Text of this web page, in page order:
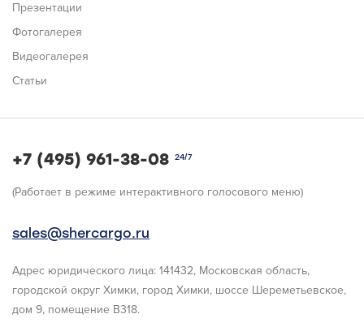
Презентации
Фотогалерея
Видеогалерея
Статьи
+7 (495) 961-38-08 24/7
(Работает в режиме интерактивного голосового меню)
sales@shercargo.ru
Адрес юридического лица: 141432, Московская область,
городской округ Химки, город Химки, шоссе Шереметьевское,
дом 9, помещение В318.